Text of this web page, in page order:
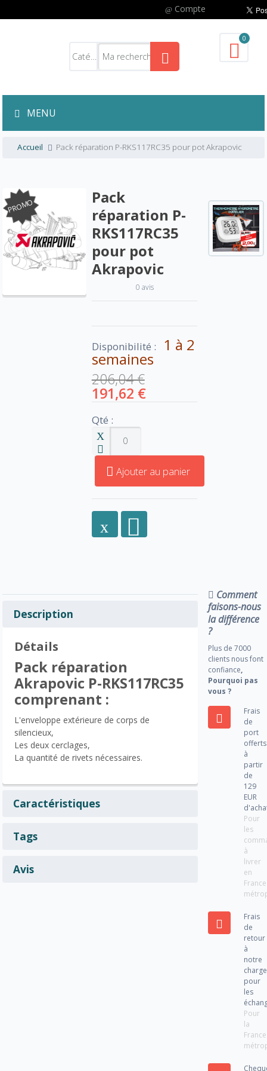
Compte
0
MENU
Accueil Pack réparation P-RKS117RC35 pour pot Akrapovic
PROMO
Pack
réparation P-
RKS117RC35
pour pot
Akrapovic
0 avis
Disponibilité : 1 à 2
semaines
206,04 €
191,62 €
Qté :
Ajouter au panier
Description
Détails
Pack réparation
Akrapovic P-RKS117RC35
comprenant :
L'enveloppe extérieure de corps de
silencieux,
Les deux cerclages,
La quantité de rivets nécessaires.
Caractéristiques
Tags
Avis
Comment
faisons-nous
la différence
?
Plus de 7000
clients nous font
confiance,
Pourquoi pas
vous ?
Frais
de
port
offerts
à
partir
de
129
EUR
Pour
les
à
livrer
en
France
Frais
de
retour
à
notre
charge
pour
les
Pour
la
France